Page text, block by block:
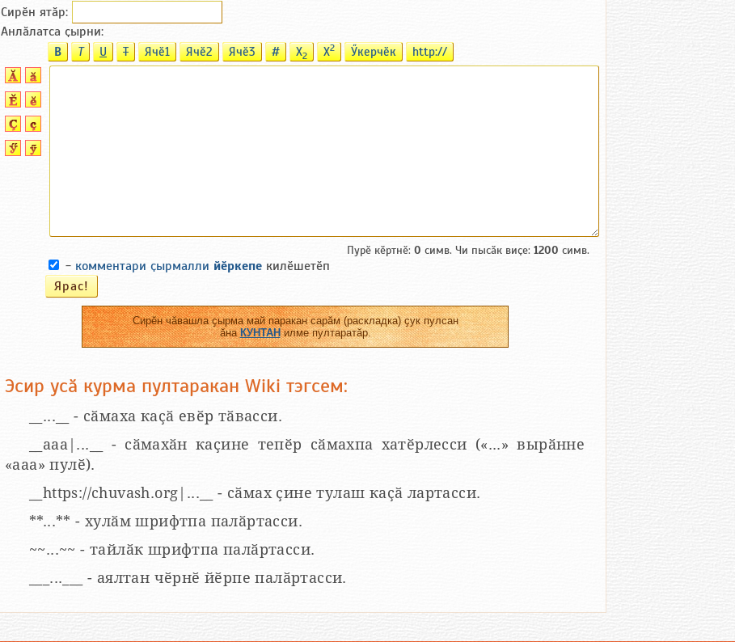
Сирӗн ятӑp:
Анлӑлатса ҫырни:
B T U T Ячӗ1 Ячӗ2 Ячӗ3 # X2 X2 Ӳкерчӗк http://
Пурӗ кӗртнӗ: 0 симв. Чи пысӑк виҫе: 1200 симв.
- комментари ҫырмалли йӗркепе килӗшетӗп
Сирӗн чӑвашла ҫырма май паракан сарӑм (раскладка) ҫук пулсан
ӑнаКУНТАНилме пултаратӑр.
Эсир усӑ курма пултаракан Wiki тэгсем:
__...__ - сӑмаха каҫӑ евӗр тӑвасси.
__aaa|...__ - сӑмахӑн каҫине тепӗр сӑмахпа хатӗрлесси («...» вырӑнне
«ааа» пулӗ).
__https://chuvash.org|...__ - сӑмах ҫине тулаш каҫӑ лартасси.
**...** - хулӑм шрифтпа палӑртасси.
~~...~~ - тайлӑк шрифтпа палӑртасси.
___...___ - аялтан чӗрнӗ йӗрпе палӑртасси.